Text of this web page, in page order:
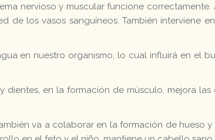
nervioso y muscular funcione
los vasos sanguíneos. También interviene
en nuestro organismo, lo cual influirá en el
en la formación de músculo, mejora
va a colaborar en la formación de hueso